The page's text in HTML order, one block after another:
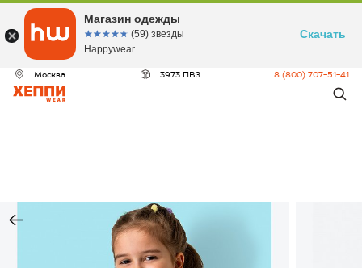
Москва 3973 ПВЗ 8 (800) 707-51-41
Магазин одежды
☆☆☆☆☆
★★★★★ (59) звезды
Happywear
Скачать